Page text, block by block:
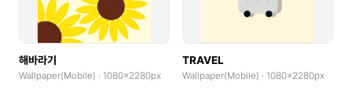
해바라기
Wallpaper(Mobile) · 1080x2280px
TRAVEL
Wallpaper(Mobile) · 1080x2280px